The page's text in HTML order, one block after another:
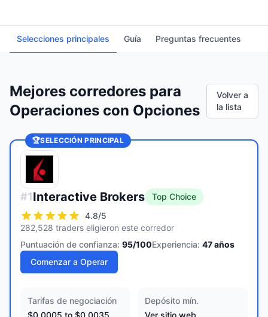
Selecciones principales Guía Preguntas frecuentes
Mejores corredores para
Operaciones con Opciones
Volver a
la lista
🏆SELECCIÓN PRINCIPAL
#1Interactive Brokers
Top Choice
4.8/5
282,528 traders eligieron este corredor
Puntuación de confianza: 95/100Experiencia: 47años
Comenzar a Operar
Tarifas de negociación
$0.0005 to $0.0035
Depósito mín.
Ver sitio web